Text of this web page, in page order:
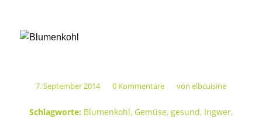
7. September 2014
/ 0 Kommentare
/ von elbcuisine
Schlagworte: Blumenkohl, Gemüse, gesund, Ingwer,